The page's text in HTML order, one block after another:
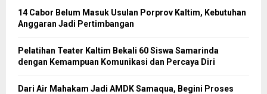
14 Cabor Belum Masuk Usulan Porprov Kaltim, Kebutuhan
Anggaran Jadi Pertimbangan
Pelatihan Teater Kaltim Bekali 60 Siswa Samarinda
dengan Kemampuan Komunikasi dan Percaya Diri
Dari Air Mahakam Jadi AMDK Samaqua, Begini Proses